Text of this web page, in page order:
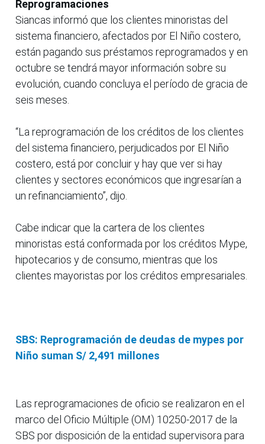
Reprogramaciones
Siancas informó que los clientes minoristas del
sistema financiero, afectados por El Niño costero,
están pagando sus préstamos reprogramados y en
octubre se tendrá mayor información sobre su
evolución, cuando concluya el período de gracia de
seis meses.
“La reprogramación de los créditos de los clientes
del sistema financiero, perjudicados por El Niño
costero, está por concluir y hay que ver si hay
clientes y sectores económicos que ingresarían a
un refinanciamiento”, dijo.
Cabe indicar que la cartera de los clientes
minoristas está conformada por los créditos Mype,
hipotecarios y de consumo, mientras que los
clientes mayoristas por los créditos empresariales.
SBS: Reprogramación de deudas de mypes por
Niño suman S/ 2,491 millones
Las reprogramaciones de oficio se realizaron en el
marco del Oficio Múltiple (OM) 10250-2017 de la
SBS por disposición de la entidad supervisora para